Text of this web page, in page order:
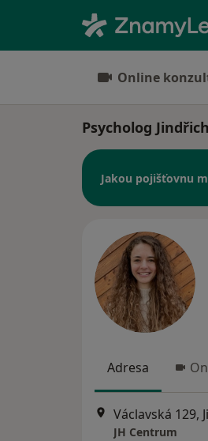
Online
Psycholog
Jakou pojišťovnu
Adresa
Václavská 129,
JH Centrum